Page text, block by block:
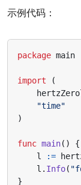
示例代码：
package main
import
(
"time"
)
func main()
{
l
:=
l . Info(
}